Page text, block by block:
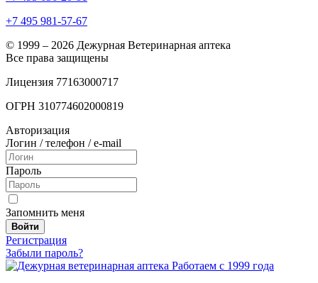
+7 495 981-57-67
© 1999 – 2026 Дежурная Ветеринарная аптека
Все права защищены
Лицензия 77163000717
ОГРН 310774602000819
Авторизация
Логин / телефон / e-mail
Пароль
Запомнить меня
Войти
Регистрация
Забыли пароль?
Работаем с 1999 года